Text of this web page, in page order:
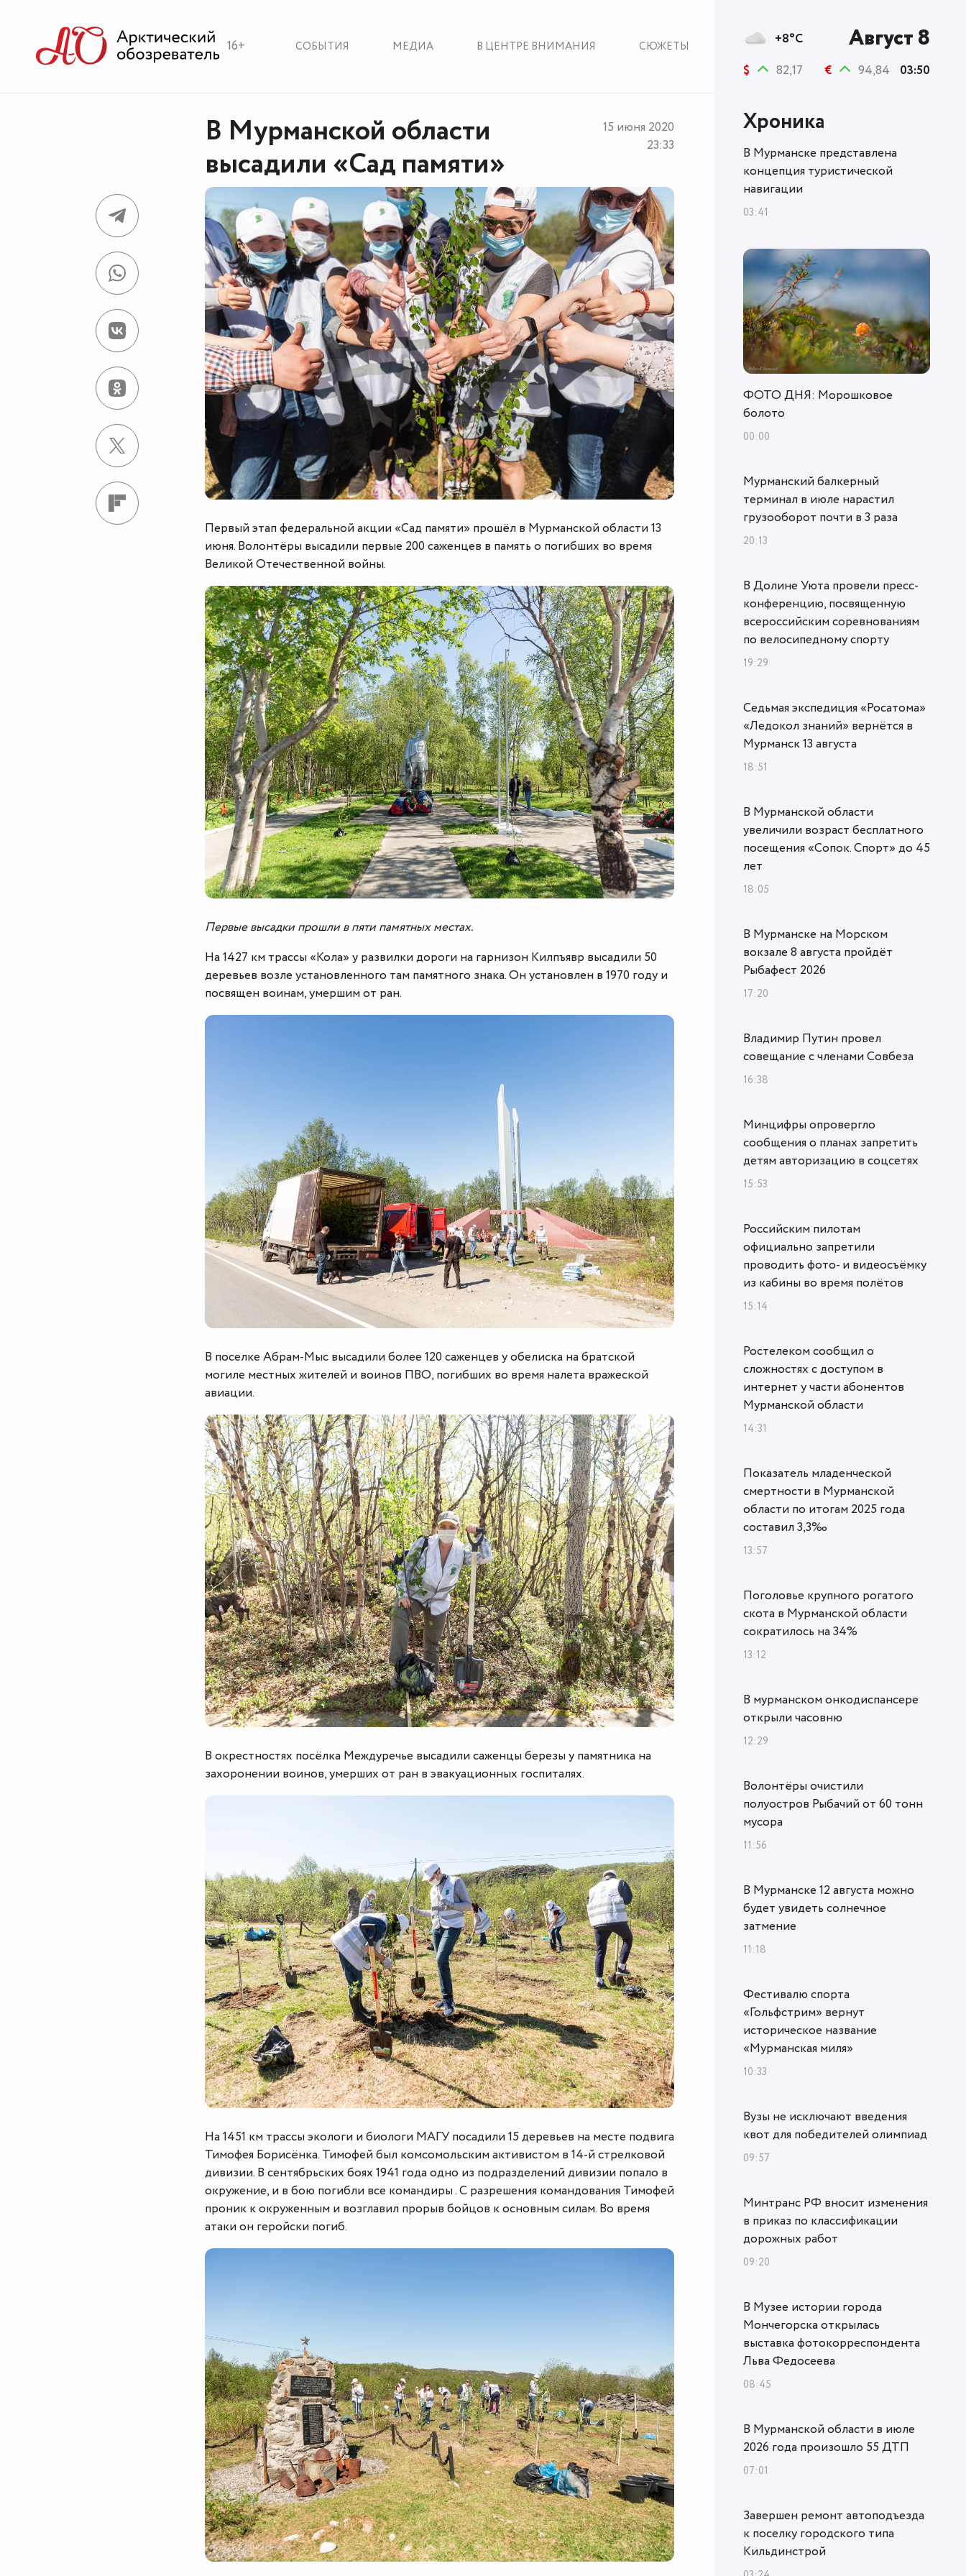
16+ СОБЫТИЯ МЕДИА В ЦЕНТРЕ ВНИМАНИЯ СЮЖЕТЫ
В Мурманской области
высадили «Сад памяти»
15 июня 2020
23:33
Первый этап федеральной акции «Сад памяти» прошёл в Мурманской области 13
июня. Волонтёры высадили первые 200 саженцев в память о погибших во время
Великой Отечественной войны.
Первые высадки прошли в пяти памятных местах.
На 1427 км трассы «Кола» у развилки дороги на гарнизон Килпъявр высадили 50
деревьев возле установленного там памятного знака. Он установлен в 1970 году и
посвящен воинам, умершим от ран.
В поселке Абрам-Мыс высадили более 120 саженцев у обелиска на братской
могиле местных жителей и воинов ПВО, погибших во время налета вражеской
авиации.
В окрестностях посёлка Междуречье высадили саженцы березы у памятника на
захоронении воинов, умерших от ран в эвакуационных госпиталях.
На 1451 км трассы экологи и биологи МАГУ посадили 15 деревьев на месте подвига
Тимофея Борисёнка. Тимофей был комсомольским активистом в 14-й стрелковой
дивизии. В сентябрьских боях 1941 года одно из подразделений дивизии попало в
окружение, и в бою погибли все командиры . С разрешения командования Тимофей
проник к окруженным и возглавил прорыв бойцов к основным силам. Во время
атаки он геройски погиб.
+8°C Август 8
$ 82,17 € 94,84 03:50
Хроника
В Мурманске представлена
концепция туристической
навигации
03:41
ФОТО ДНЯ: Морошковое
болото
00:00
Мурманский балкерный
терминал в июле нарастил
грузооборот почти в 3 раза
20:13
В Долине Уюта провели пресс-
конференцию, посвященную
всероссийским соревнованиям
по велосипедному спорту
19:29
Седьмая экспедиция «Росатома»
«Ледокол знаний» вернётся в
Мурманск 13 августа
18:51
В Мурманской области
увеличили возраст бесплатного
посещения «Сопок. Спорт» до 45
лет
18:05
В Мурманске на Морском
вокзале 8 августа пройдёт
Рыбафест 2026
17:20
Владимир Путин провел
совещание с членами Совбеза
16:38
Минцифры опровергло
сообщения о планах запретить
детям авторизацию в соцсетях
15:53
Российским пилотам
официально запретили
проводить фото- и видеосъёмку
из кабины во время полётов
15:14
Ростелеком сообщил о
сложностях с доступом в
интернет у части абонентов
Мурманской области
14:31
Показатель младенческой
смертности в Мурманской
области по итогам 2025 года
составил 3,3‰
13:57
Поголовье крупного рогатого
скота в Мурманской области
сократилось на 34%
13:12
В мурманском онкодиспансере
открыли часовню
12:29
Волонтёры очистили
полуостров Рыбачий от 60 тонн
мусора
11:56
В Мурманске 12 августа можно
будет увидеть солнечное
затмение
11:18
Фестивалю спорта
«Гольфстрим» вернут
историческое название
«Мурманская миля»
10:33
Вузы не исключают введения
квот для победителей олимпиад
09:57
Минтранс РФ вносит изменения
в приказ по классификации
дорожных работ
09:20
В Музее истории города
Мончегорска открылась
выставка фотокорреспондента
Льва Федосеева
08:45
В Мурманской области в июле
2026 года произошло 55 ДТП
07:01
Завершен ремонт автоподъезда
к поселку городского типа
Кильдинстрой